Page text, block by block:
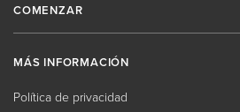
COMENZAR
MÁS INFORMACIÓN
Política de privacidad